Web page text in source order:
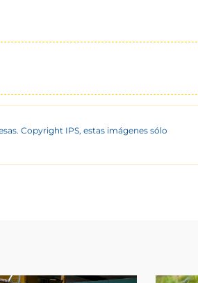
Copyright IPS, estas imágenes sólo